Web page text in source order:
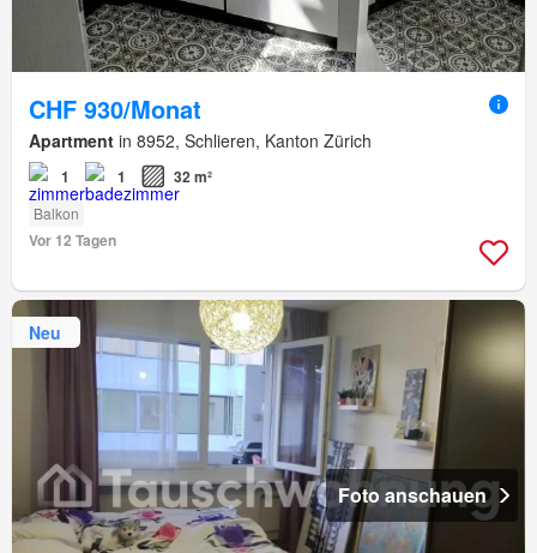
CHF 930/Monat
Apartment in 8952, Schlieren, Kanton Zürich
1 1 32 m²
Balkon
Vor 12 Tagen
Neu
Foto anschauen